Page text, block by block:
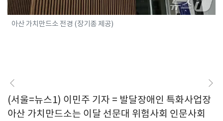
아산 가치만드소 전경 (장기종 제공)
(서울=뉴스1) 이민주 기자 = 발달장애인 특화사업장
아산 가치만드소는 이달 선문대 위험사회 인문사회